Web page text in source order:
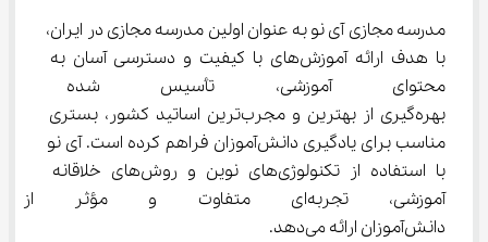
مدرسه مجازی آی نو به عنوان اولین مدرسه مجازی در ایران،
با هدف ارائه آموزش‌های با کیفیت و دسترسی آسان به
محتوای آموزشی، تأسیس
بهره‌گیری از بهترین و مجرب‌ترین اساتید کشور، بستری
مناسب برای یادگیری دانش‌آموزان فراهم کرده است. آی نو
با استفاده از تکنولوژی‌های نوین و روش‌های خلاقانه
آموزشی، تجربه‌ای متفاوت و
دانش‌آموزان ارائه می‌دهد.